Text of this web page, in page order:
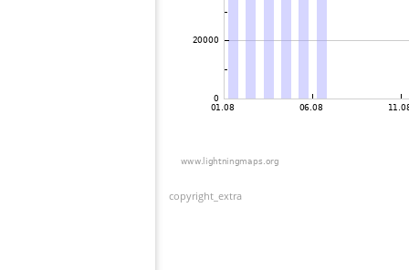
copyright_extra